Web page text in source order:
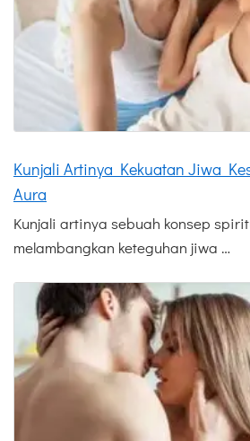
Kunjali Artinya Kekuatan Jiwa
Aura
Kunjali artinya sebuah konsep
melambangkan keteguhan jiwa …